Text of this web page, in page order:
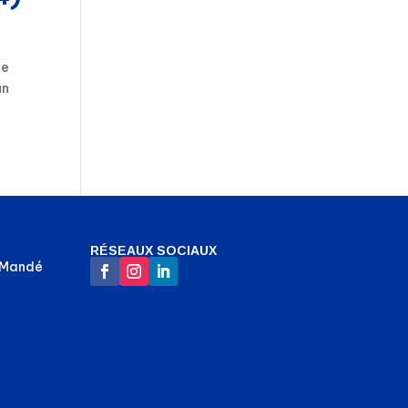
RÉSEAUX SOCIAUX